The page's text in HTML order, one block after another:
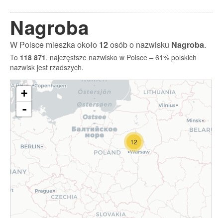
Nagroba
W Polsce mieszka około 12osób o nazwisku Nagroba.
To 118 871. najczęstsze nazwisko w Polsce – 61% polskich
nazwisk jest rzadszych.
12
+
-